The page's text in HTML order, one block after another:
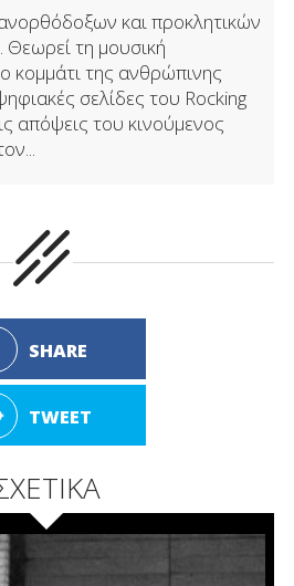
και προκλητικών
τη μουσική
κομμάτι της ανθρώπινης
σελίδες του Rocking
απόψεις του κινούμενος
SHARE
TWEET